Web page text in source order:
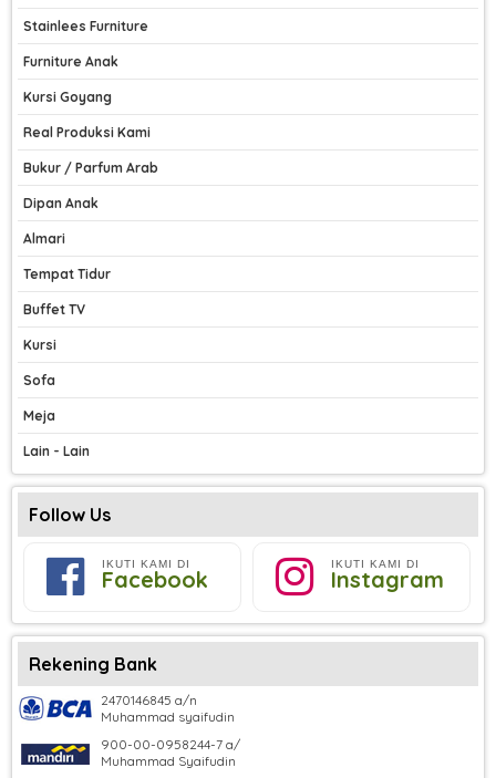
Stainlees Furniture
Furniture Anak
Kursi Goyang
Real Produksi Kami
Bukur / Parfum Arab
Dipan Anak
Almari
Tempat Tidur
Buffet TV
Kursi
Sofa
Meja
Lain - Lain
Follow Us
IKUTI KAMI DI
Facebook
IKUTI KAMI DI
Instagram
Rekening Bank
2470146845 a/n
Muhammad syaifudin
900-00-0958244-7 a/
Muhammad Syaifudin